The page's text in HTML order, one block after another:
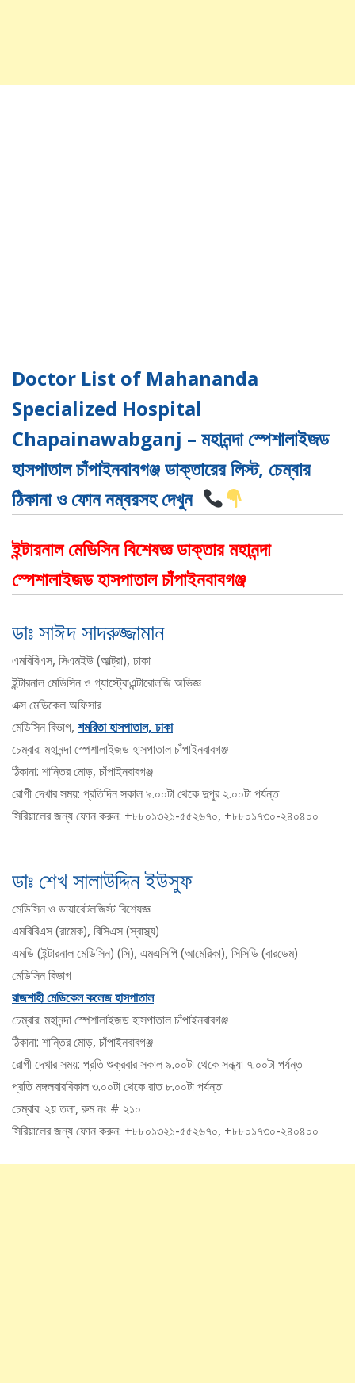
Doctor List of Mahananda
Specialized Hospital
Chapainawabganj – মহানন্দা স্পেশালাইজড
হাসপাতাল চাঁপাইনবাবগঞ্জ ডাক্তারের লিস্ট, চেম্বার
ঠিকানা ও ফোন নম্বরসহ দেখুন
ইন্টারনাল মেডিসিন বিশেষজ্ঞ ডাক্তার মহানন্দা
স্পেশালাইজড হাসপাতাল চাঁপাইনবাবগঞ্জ
ডাঃ সাঈদ সাদরুজ্জামান
এমবিবিএস, সিএমইউ (আল্ট্রা), ঢাকা
ইন্টারনাল মেডিসিন ও গ্যাস্ট্রোএন্টারোলজি অভিজ্ঞ
এক্স মেডিকেল অফিসার
মেডিসিন বিভাগ, শমরিতা হাসপাতাল, ঢাকা
চেম্বার: মহানন্দা স্পেশালাইজড হাসপাতাল চাঁপাইনবাবগঞ্জ
ঠিকানা: শান্তির মোড়, চাঁপাইনবাবগঞ্জ
রোগী দেখার সময়: প্রতিদিন সকাল ৯.০০টা থেকে দুপুর ২.০০টা পর্যন্ত
সিরিয়ালের জন্য ফোন করুন: +৮৮০১৩২১-৫৫২৬৭০, +৮৮০১৭৩০-২৪০৪০০
ডাঃ শেখ সালাউদ্দিন ইউসুফ
মেডিসিন ও ডায়াবেটলজিস্ট বিশেষজ্ঞ
এমবিবিএস (রামেক), বিসিএস (স্বাস্থ্য)
এমডি (ইন্টারনাল মেডিসিন) (সি), এমএসিপি (আমেরিকা), সিসিডি (বারডেম)
মেডিসিন বিভাগ
রাজশাহী মেডিকেল কলেজ হাসপাতাল
চেম্বার: মহানন্দা স্পেশালাইজড হাসপাতাল চাঁপাইনবাবগঞ্জ
ঠিকানা: শান্তির মোড়, চাঁপাইনবাবগঞ্জ
রোগী দেখার সময়: প্রতি শুক্রবার সকাল ৯.০০টা থেকে সন্ধ্যা ৭.০০টা পর্যন্ত
প্রতি মঙ্গলবারবিকাল ৩.০০টা থেকে রাত ৮.০০টা পর্যন্ত
চেম্বার: ২য় তলা, রুম নং # ২১০
সিরিয়ালের জন্য ফোন করুন: +৮৮০১৩২১-৫৫২৬৭০, +৮৮০১৭৩০-২৪০৪০০